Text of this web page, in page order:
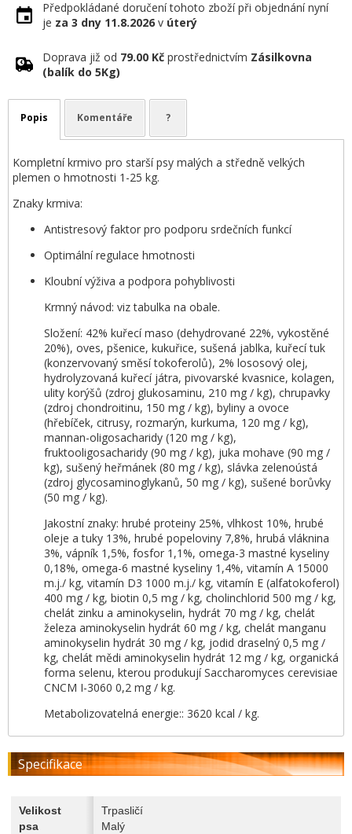
Předpokládané doručení tohoto zboží při objednání nyní
je za 3 dny 11.8.2026 v úterý
Doprava již od 79.00 Kč prostřednictvím Zásilkovna
(balík do 5Kg)
Popis Komentáře ?
Kompletní krmivo pro starší psy malých a středně velkých
plemen o hmotnosti 1-25 kg.
Znaky krmiva:
Antistresový faktor pro podporu srdečních funkcí
Optimální regulace hmotnosti
Kloubní výživa a podpora pohyblivosti
Krmný návod: viz tabulka na obale.
Složení: 42% kuřecí maso (dehydrované 22%, vykostěné
20%), oves, pšenice, kukuřice, sušená jablka, kuřecí tuk
(konzervovaný směsí tokoferolů), 2% lososový olej,
hydrolyzovaná kuřecí játra, pivovarské kvasnice, kolagen,
ulity korýšů (zdroj glukosaminu, 210 mg / kg), chrupavky
(zdroj chondroitinu, 150 mg / kg), byliny a ovoce
(hřebíček, citrusy, rozmarýn, kurkuma, 120 mg / kg),
mannan-oligosacharidy (120 mg / kg),
fruktooligosacharidy (90 mg / kg), juka mohave (90 mg /
kg), sušený heřmánek (80 mg / kg), slávka zelenoústá
(zdroj glycosaminoglykanů, 50 mg / kg), sušené borůvky
(50 mg / kg).
Jakostní znaky: hrubé proteiny 25%, vlhkost 10%, hrubé
oleje a tuky 13%, hrubé popeloviny 7,8%, hrubá vláknina
3%, vápník 1,5%, fosfor 1,1%, omega-3 mastné kyseliny
0,18%, omega-6 mastné kyseliny 1,4%, vitamín A 15000
m.j./ kg, vitamín D3 1000 m.j./ kg, vitamín E (alfatokoferol)
400 mg / kg, biotin 0,5 mg / kg, cholinchlorid 500 mg / kg,
chelát zinku a aminokyselin, hydrát 70 mg / kg, chelát
železa aminokyselin hydrát 60 mg / kg, chelát manganu
aminokyselin hydrát 30 mg / kg, jodid draselný 0,5 mg /
kg, chelát mědi aminokyselin hydrát 12 mg / kg, organická
forma selenu, kterou produkují Saccharomyces cerevisiae
CNCM I-3060 0,2 mg / kg.
Metabolizovatelná energie:: 3620 kcal / kg.
Specifikace
Velikost
psa
Trpasličí
Malý